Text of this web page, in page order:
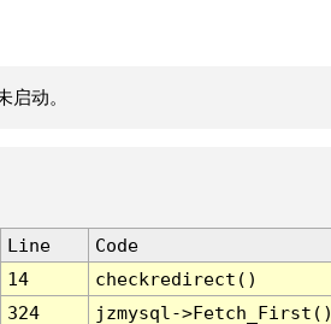
启动。
Line
Code
14
checkredirect()
324
jzmysql-